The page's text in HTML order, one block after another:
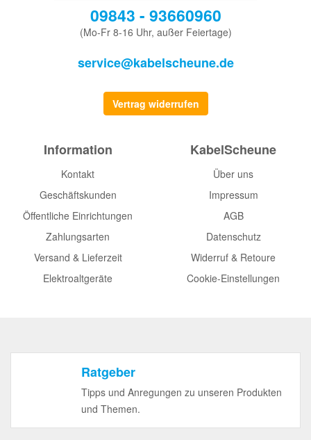
09843 - 93660960
(Mo-Fr 8-16 Uhr, außer Feiertage)
service@kabelscheune.de
Vertrag widerrufen
Information
Kontakt
Geschäftskunden
Öffentliche Einrichtungen
Zahlungsarten
Versand & Lieferzeit
Elektroaltgeräte
KabelScheune
Über uns
Impressum
AGB
Datenschutz
Widerruf & Retoure
Cookie-Einstellungen
Ratgeber
Tipps und Anregungen zu unseren Produkten
und Themen.